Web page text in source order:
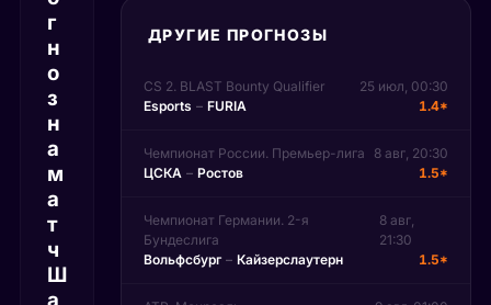
г
н
о
з
н
а
м
а
т
ч
Ш
ДРУГИЕ ПРОГНОЗЫ
CS 2. BLAST Bounty Qualifier
25 июл, 00:30
Esports – FURIA 1.4*
Чемпионат России. Премьер-лига
8 авг, 20:30
ЦСКА – Ростов 1.5*
Чемпионат Германии. 2-я
Бундеслига
8 авг,
21:30
Вольфсбург – Кайзерслаутерн 1.5*